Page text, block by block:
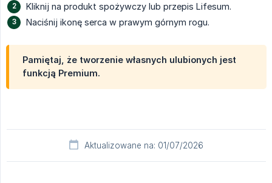
Kliknij na produkt spożywczy lub przepis Lifesum.
Naciśnij ikonę serca w prawym górnym rogu.
Pamiętaj, że tworzenie własnych ulubionych jest
funkcją Premium.
Aktualizowane na: 01/07/2026